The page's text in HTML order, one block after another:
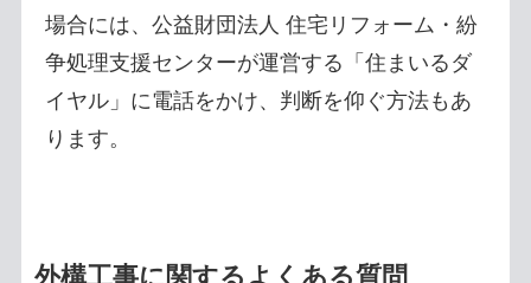
場合には、公益財団法人 住宅リフォーム・紛
争処理支援センターが運営する「住まいるダ
イヤル」に電話をかけ、判断を仰ぐ方法もあ
ります。
外構工事に関するよくある質問